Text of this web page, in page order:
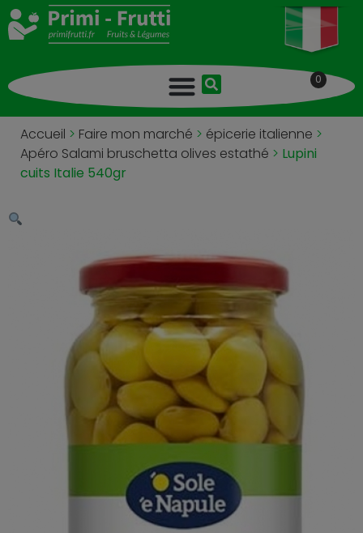
0
Accueil > Faire mon marché > épicerie italienne >
Apéro Salami bruschetta olives estathé > Lupini
cuits Italie 540gr